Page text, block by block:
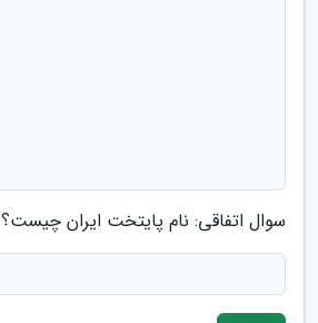
سوال اتفاقی: نام پایتخت ایران چیست؟